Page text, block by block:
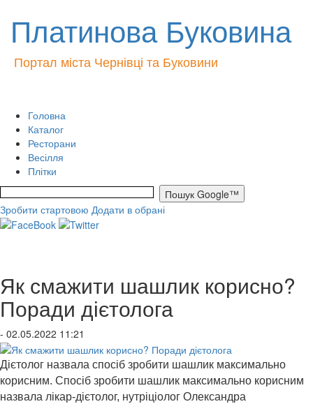
Платинова Буковина
Портал міста Чернівці та Буковини
Головна
Каталог
Ресторани
Весілля
Плітки
Зробити стартовою Додати в обрані
Як смажити шашлик корисно?
Поради дієтолога
- 02.05.2022 11:21
Дієтолог назвала спосіб зробити шашлик максимально
корисним. Спосіб зробити шашлик максимально корисним
назвала лікар-дієтолог, нутріціолог Олександра